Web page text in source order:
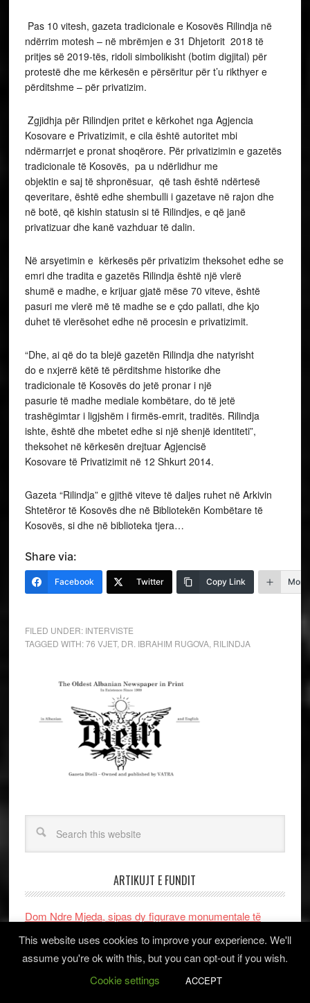
Pas 10 vitesh, gazeta tradicionale e Kosovës Rilindja në
ndërrim motesh – në mbrëmjen e 31 Dhjetorit 2018 të
pritjes së 2019-tës, ridoli simbolikisht (botim digjital) për
protestë dhe me kërkesën e përsëritur për t’u rikthyer e
përditshme – për privatizim.
Zgjidhja për Rilindjen pritet e kërkohet nga Agjencia
Kosovare e Privatizimit, e cila është autoritet mbi
ndërmarrjet e pronat shoqërore. Për privatizimin e gazetës
tradicionale të Kosovës, pa u ndërlidhur me
objektin e saj të shpronësuar, që tash është ndërtesë
qeveritare, është edhe shembulli i gazetave në rajon dhe
në botë, që kishin statusin si të Rilindjes, e që janë
privatizuar dhe kanë vazhduar të dalin.
Në arsyetimin e kërkesës për privatizim theksohet edhe se
emri dhe tradita e gazetës Rilindja është një vlerë
shumë e madhe, e krijuar gjatë mëse 70 viteve, është
pasuri me vlerë më të madhe se e çdo pallati, dhe kjo
duhet të vlerësohet edhe në procesin e privatizimit.
“Dhe, ai që do ta blejë gazetën Rilindja dhe natyrisht
do e nxjerrë këtë të përditshme historike dhe
tradicionale të Kosovës do jetë pronar i një
pasurie të madhe mediale kombëtare, do të jetë
trashëgimtar i ligjshëm i firmës-emrit, traditës. Rilindja
ishte, është dhe mbetet edhe si një shenjë identiteti”,
theksohet në kërkesën drejtuar Agjencisë
Kosovare të Privatizimit në 12 Shkurt 2014.
Gazeta “Rilindja” e gjithë viteve të daljes ruhet në Arkivin
Shtetëror të Kosovës dhe në Bibliotekën Kombëtare të
Kosovës, si dhe në biblioteka tjera…
Share via:
Facebook Twitter Copy Link More
FILED UNDER: INTERVISTE
TAGGED WITH:76 VJET, DR. IBRAHIM RUGOVA, RILINDJA
ARTIKUJT E FUNDIT
Dom Ndre Mjeda, sipas dy figurave monumentale të
36 vjet tranzicion, nga ekonomia prodhuese te ekonomia
This website uses cookies to improve your experience. We'll
assume you're ok with this, but you can opt-out if you wish.
Cookie settings
ACCEPT